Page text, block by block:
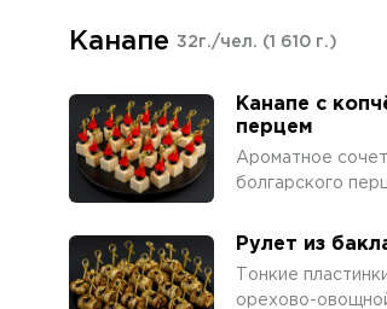
Канапе 32г./чел. (1 610 г.)
Канапе с
перцем
Ароматное
болгарского
Рулет из
Тонкие
орехово-